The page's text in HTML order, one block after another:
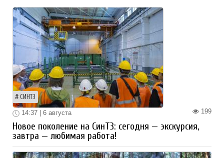
СИНТЗ
199
14:37 | 6 августа
Новое поколение на СинТЗ: сегодня — экскурсия,
завтра — любимая работа!